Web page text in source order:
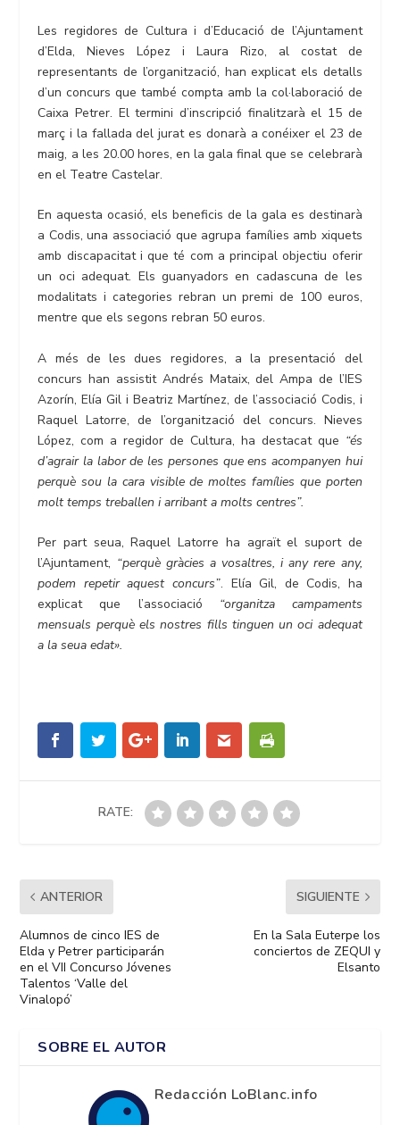
Les regidores de Cultura i d’Educació de l’Ajuntament
d’Elda, Nieves López i Laura Rizo, al costat de
representants de l’organització, han explicat els detalls
d’un concurs que també compta amb la col·laboració de
Caixa Petrer. El termini d’inscripció finalitzarà el 15 de
març i la fallada del jurat es donarà a conéixer el 23 de
maig, a les 20.00 hores, en la gala final que se celebrarà
en el Teatre Castelar.
En aquesta ocasió, els beneficis de la gala es destinarà
a Codis, una associació que agrupa famílies amb xiquets
amb discapacitat i que té com a principal objectiu oferir
un oci adequat. Els guanyadors en cadascuna de les
modalitats i categories rebran un premi de 100 euros,
mentre que els segons rebran 50 euros.
A més de les dues regidores, a la presentació del
concurs han assistit Andrés Mataix, del Ampa de l’IES
Azorín, Elía Gil i Beatriz Martínez, de l’associació Codis, i
Raquel Latorre, de l’organització del concurs. Nieves
López, com a regidor de Cultura, ha destacat que “és
d’agrair la labor de les persones que ens acompanyen hui
perquè sou la cara visible de moltes famílies que porten
molt temps treballen i arribant a molts centres”.
Per part seua, Raquel Latorre ha agraït el suport de
l’Ajuntament, “perquè gràcies a vosaltres, i any rere any,
podem repetir aquest concurs”. Elía Gil, de Codis, ha
explicat que l’associació “organitza campaments
mensuals perquè els nostres fills tinguen un oci adequat
a la seua edat».
RATE:
ANTERIOR
Alumnos de cinco IES de
Elda y Petrer participarán
en el VII Concurso Jóvenes
Talentos ‘Valle del
Vinalopó’
SIGUIENTE
En la Sala Euterpe los
conciertos de ZEQUI y
Elsanto
SOBRE EL AUTOR
Redacción LoBlanc.info